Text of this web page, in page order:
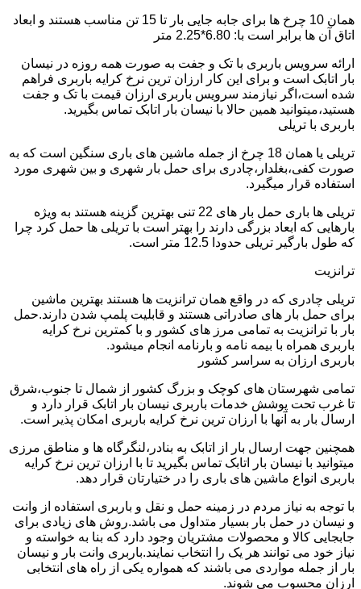
همان 10 چرخ ها برای جابه جایی بار تا 15 تن مناسب هستند و ابعاد
اتاق آن ها برابر است با: 6.80*2.25 متر
ارائه سرویس باربری با تک و جفت به صورت همه روزه در نیسان
بار اتابک است و برای این کار ارزان ترین نرخ کرایه باربری فراهم
شده است،اگر نیازمند سرویس باربری ارزان قیمت با تک و جفت
هستید،میتوانید همین حالا با نیسان بار اتابک تماس بگیرید.
باربری با تریلی
تریلی یا همان 18 چرخ از جمله ماشین های باری سنگین است که به
صورت کفی،بغلدار،چادری برای حمل بار شهری و بین شهری مورد
استفاده قرار میگیرد.
تریلی ها باری حمل بار های 22 تنی بهترین گزینه هستند به ویژه
بارهایی که ابعاد بزرگی دارند را بهتر است با تریلی ها حمل کرد چرا
که طول بارگیر تریلی حدودا 12.5 متر است.
ترانزیت
تریلی چادری که در واقع همان ترانزیت ها هستند بهترین ماشین
برای حمل بار های صادراتی هستند و قابلیت پلمپ شدن دارند.حمل
بار با ترانزیت به تمامی مرز های کشور و با کمترین نرخ کرایه
باربری همراه با بیمه نامه و بارنامه انجام میشود.
باربری ارزان به سراسر کشور
تمامی شهرستان های کوچک و بزرگ کشور از شمال تا جنوب،شرق
تا غرب تحت پوشش خدمات باربری نیسان بار اتابک قرار دارد و
ارسال بار به آنها با ارزان ترین نرخ کرایه باربری امکان پذیر است.
همچنین جهت ارسال بار از اتابک به بنادر،لنگرگاه ها و مناطق مرزی
میتوانید با نیسان بار اتابک تماس بگیرید تا با ارزان ترین نرخ کرایه
باربری انواع ماشین های باری را در ختیارتان قرار دهد.
با توجه به نیاز مردم در زمینه حمل و نقل و باربری استفاده از وانت
و نیسان در حمل بار بسیار متداول می باشد.روش های زیادی برای
جابجایی کالا و محصولات مشتریان وجود دارد که بنا به خواسته و
نیاز خود می توانند هر یک را انتخاب نمایند.باربری وانت بار و نیسان
بار از جمله مواردی می باشند که همواره یکی از راه های انتخابی
ارزان محسوب می شوند.